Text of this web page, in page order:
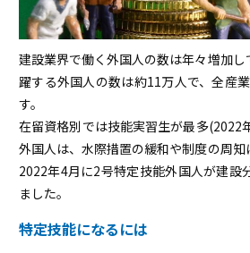
建設業界で働く外国人の数は年々増加
躍する外国人の数は約11万人で、全産
す。
在留資格別では技能実習生が最多(2022
外国人は、水際措置の緩和や制度の周知
2022年4月に2号特定技能外国人が建設
ました。
特定技能になるには